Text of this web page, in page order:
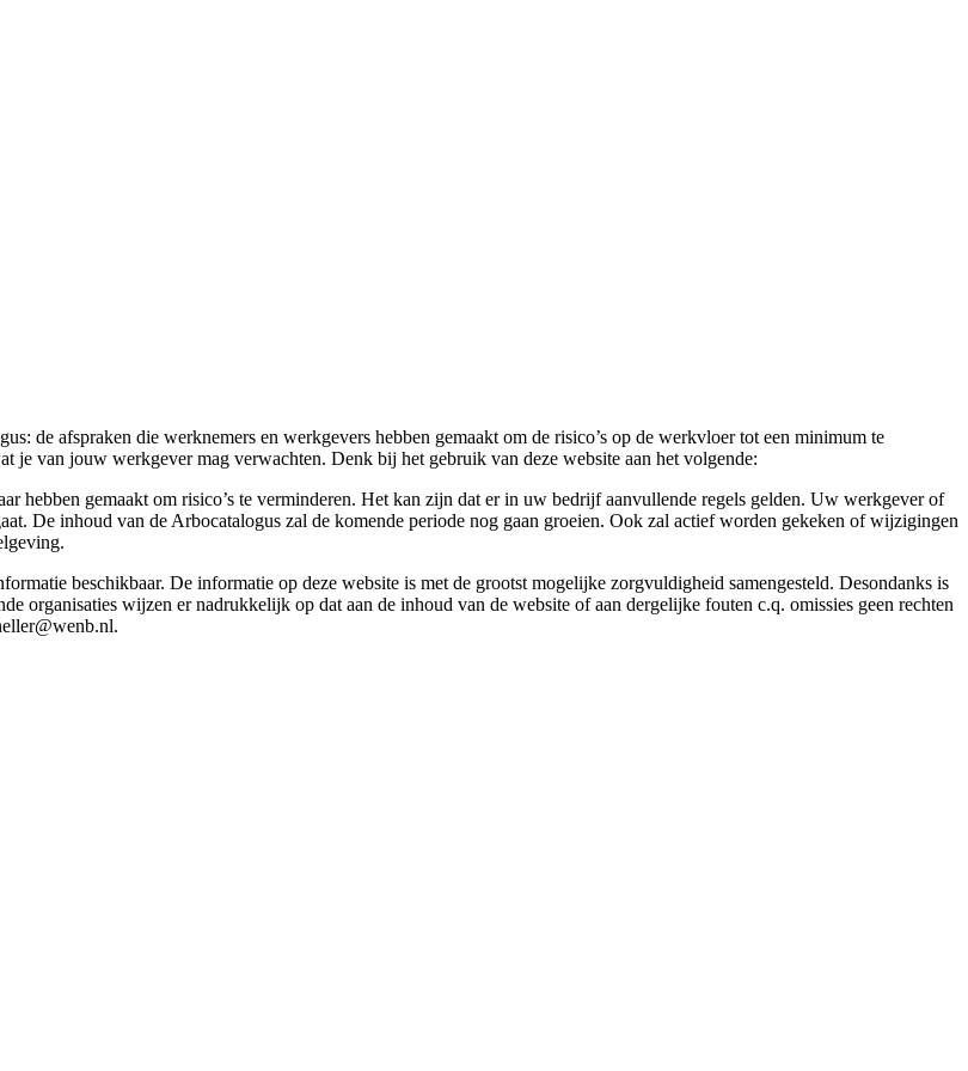
de afspraken die werknemers en werkgevers hebben gemaakt om de risico’s op de werkvloer tot een minimum te
je van jouw werkgever mag verwachten. Denk bij het gebruik van deze website aan het volgende:
hebben gemaakt om risico’s te verminderen. Het kan zijn dat er in uw bedrijf aanvullende regels gelden. Uw werkgever of
De inhoud van de Arbocatalogus zal de komende periode nog gaan groeien. Ook zal actief worden gekeken of wijzigingen
beschikbaar. De informatie op deze website is met de grootst mogelijke zorgvuldigheid samengesteld. Desondanks is
organisaties wijzen er nadrukkelijk op dat aan de inhoud van de website of aan dergelijke fouten c.q. omissies geen rechten